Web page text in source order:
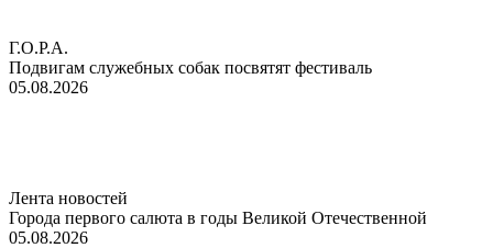
Г.О.Р.А.
Подвигам служебных собак посвятят фестиваль
05.08.2026
Лента новостей
Города первого салюта в годы Великой Отечественной
05.08.2026